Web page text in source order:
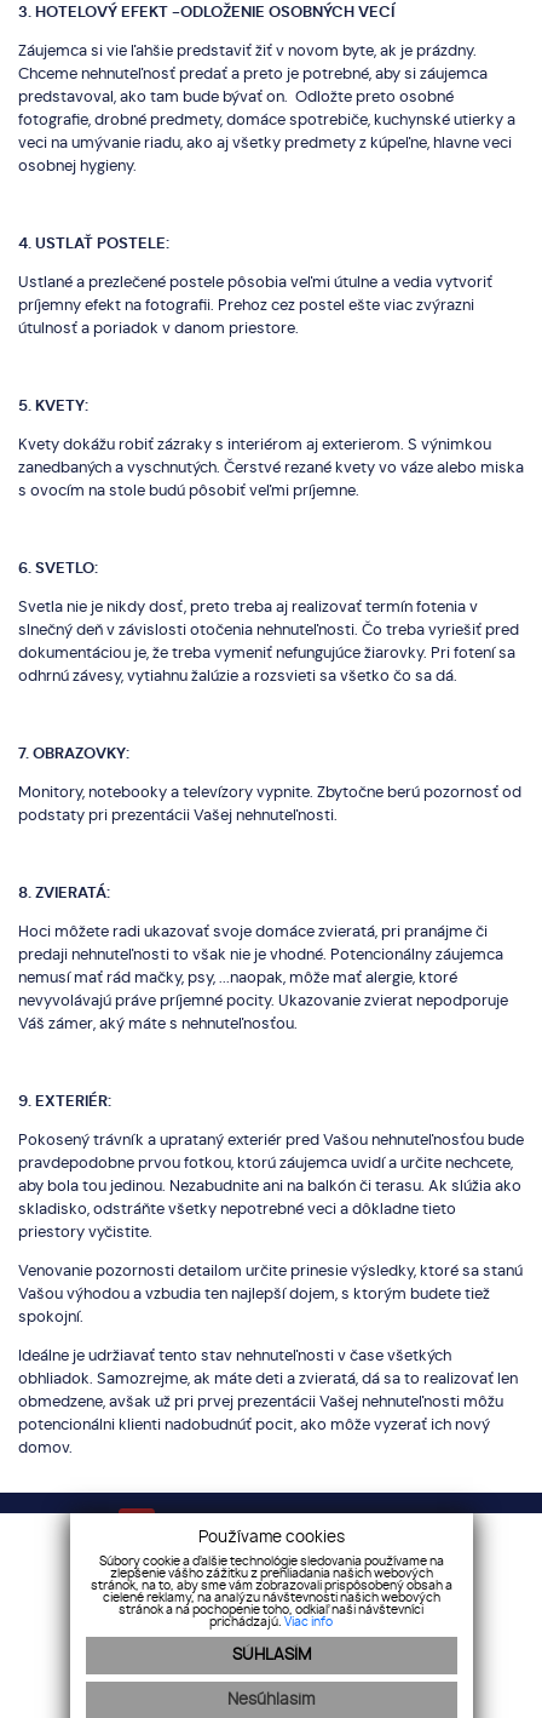
3. HOTELOVÝ EFEKT -ODLOŽENIE OSOBNÝCH VECÍ
Záujemca si vie ľahšie predstaviť žiť v novom byte, ak je prázdny.
Chceme nehnuteľnosť predať a preto je potrebné, aby si záujemca
predstavoval, ako tam bude bývať on. Odložte preto osobné
fotografie, drobné predmety, domáce spotrebiče, kuchynské utierky a
veci na umývanie riadu, ako aj všetky predmety z kúpeľne, hlavne veci
osobnej hygieny.
4. USTLAŤ POSTELE:
Ustlané a prezlečené postele pôsobia veľmi útulne a vedia vytvoriť
príjemny efekt na fotografii. Prehoz cez postel ešte viac zvýrazni
útulnosť a poriadok v danom priestore.
5. KVETY:
Kvety dokážu robiť zázraky s interiérom aj exterierom. S výnimkou
zanedbaných a vyschnutých. Čerstvé rezané kvety vo váze alebo miska
s ovocím na stole budú pôsobiť veľmi príjemne.
6. SVETLO:
Svetla nie je nikdy dosť, preto treba aj realizovať termín fotenia v
slnečný deň v závislosti otočenia nehnuteľnosti. Čo treba vyriešiť pred
dokumentáciou je, že treba vymeniť nefungujúce žiarovky. Pri fotení sa
odhrnú závesy, vytiahnu žalúzie a rozsvieti sa všetko čo sa dá.
7. OBRAZOVKY:
Monitory, notebooky a televízory vypnite. Zbytočne berú pozornosť od
podstaty pri prezentácii Vašej nehnuteľnosti.
8. ZVIERATÁ:
Hoci môžete radi ukazovať svoje domáce zvieratá, pri pranájme či
predaji nehnuteľnosti to však nie je vhodné. Potencionálny záujemca
nemusí mať rád mačky, psy, ...naopak, môže mať alergie, ktoré
nevyvolávajú práve príjemné pocity. Ukazovanie zvierat nepodporuje
Váš zámer, aký máte s nehnuteľnosťou.
9. EXTERIÉR:
Pokosený trávník a uprataný exteriér pred Vašou nehnuteľnosťou bude
pravdepodobne prvou fotkou, ktorú záujemca uvidí a určite nechcete,
aby bola tou jedinou. Nezabudnite ani na balkón či terasu. Ak slúžia ako
skladisko, odstráňte všetky nepotrebné veci a dôkladne tieto
priestory vyčistite.
Venovanie pozornosti detailom určite prinesie výsledky, ktoré sa stanú
Vašou výhodou a vzbudia ten najlepší dojem, s ktorým budete tiež
spokojní.
Ideálne je udržiavať tento stav nehnuteľnosti v čase všetkých
obhliadok. Samozrejme, ak máte deti a zvieratá, dá sa to realizovať len
obmedzene, avšak už pri prvej prezentácii Vašej nehnuteľnosti môžu
potencionálni klienti nadobudnúť pocit, ako môže vyzerať ich nový
domov.
Váš sprievodca nehnuteľnosťami!
Cenník služieb|Etický kódex|Reklamačný poriadok|
Všeobecné obchodné podmienky
Sociálne siete
Používame cookies
Súbory cookie a ďalšie technológie sledovania používame na
zlepšenie vášho zážitku z prehliadania našich webových
stránok, na to, aby sme vám zobrazovali prispôsobený obsah a
cielené reklamy, na analýzu návštevnosti našich webových
stránok a na pochopenie toho, odkiaľ naši návštevníci
prichádzajú. Viac info
SÚHLASÍM
Nesúhlasím